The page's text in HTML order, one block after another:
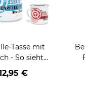
Tasse mit
- So sieht
beste - Ihr
- aus
€